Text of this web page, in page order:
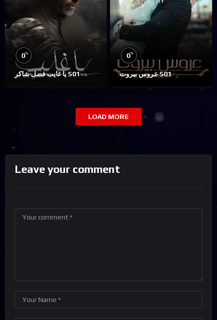
0%
يا غايب فضل شاكر S01
0%
عروس بيروت S01
LOAD MORE
Leave your comment